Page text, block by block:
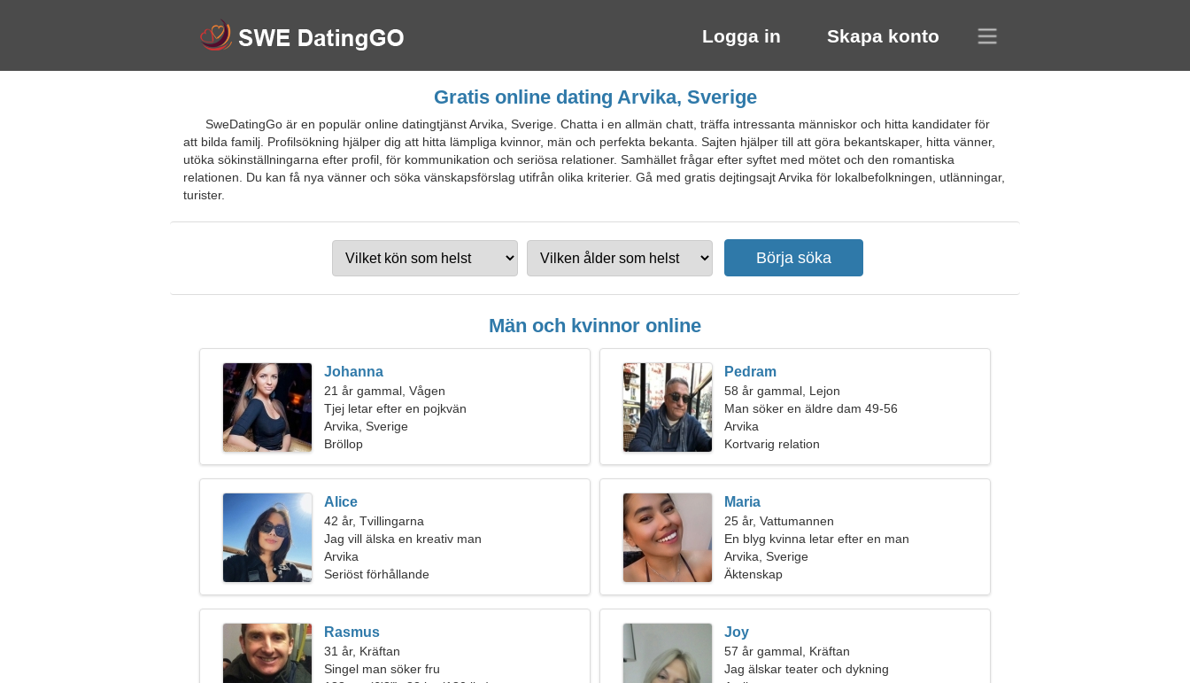
Logga in Skapa konto
Gratis online dating Arvika, Sverige
SweDatingGo är en populär online datingtjänst Arvika, Sverige. Chatta i en allmän chatt, träffa intressanta människor och hitta kandidater för
att bilda familj. Profilsökning hjälper dig att hitta lämpliga kvinnor, män och perfekta bekanta. Sajten hjälper till att göra bekantskaper, hitta vänner,
utöka sökinställningarna efter profil, för kommunikation och seriösa relationer. Samhället frågar efter syftet med mötet och den romantiska
relationen. Du kan få nya vänner och söka vänskapsförslag utifrån olika kriterier. Gå med gratis dejtingsajt Arvika för lokalbefolkningen, utlänningar,
turister.
Män och kvinnor online
Johanna
21 år gammal, Vågen
Tjej letar efter en pojkvän
Arvika, Sverige
Bröllop
Pedram
58 år gammal, Lejon
Man söker en äldre dam 49-56
Arvika
Kortvarig relation
Alice
42 år, Tvillingarna
Jag vill älska en kreativ man
Arvika
Seriöst förhållande
Maria
25 år, Vattumannen
En blyg kvinna letar efter en man
Arvika, Sverige
Äktenskap
Rasmus
31 år, Kräftan
Singel man söker fru
Joy
57 år gammal, Kräftan
Jag älskar teater och dykning